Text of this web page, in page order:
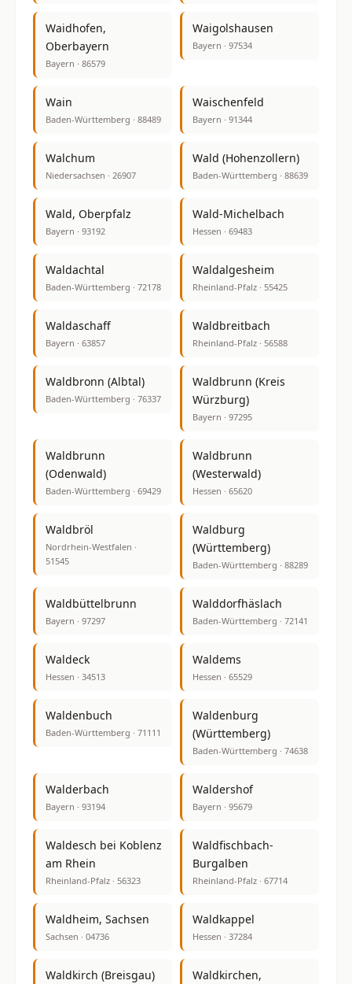
Waidhofen,
Oberbayern
Bayern · 86579
Waigolshausen
Bayern · 97534
Wain
Baden-Württemberg · 88489
Waischenfeld
Bayern · 91344
Walchum
Niedersachsen · 26907
Wald (Hohenzollern)
Baden-Württemberg · 88639
Wald, Oberpfalz
Bayern · 93192
Wald-Michelbach
Hessen · 69483
Waldachtal
Baden-Württemberg · 72178
Waldalgesheim
Rheinland-Pfalz · 55425
Waldaschaff
Bayern · 63857
Waldbreitbach
Rheinland-Pfalz · 56588
Waldbronn (Albtal)
Baden-Württemberg · 76337
Waldbrunn (Kreis
Würzburg)
Bayern · 97295
Waldbrunn
(Odenwald)
Baden-Württemberg · 69429
Waldbrunn
(Westerwald)
Hessen · 65620
Waldbröl
Nordrhein-Westfalen ·
51545
Waldburg
(Württemberg)
Baden-Württemberg · 88289
Waldbüttelbrunn
Bayern · 97297
Walddorfhäslach
Baden-Württemberg · 72141
Waldeck
Hessen · 34513
Waldems
Hessen · 65529
Waldenbuch
Baden-Württemberg · 71111
Waldenburg
(Württemberg)
Baden-Württemberg · 74638
Walderbach
Bayern · 93194
Waldershof
Bayern · 95679
Waldesch bei Koblenz
am Rhein
Rheinland-Pfalz · 56323
Waldfischbach-
Burgalben
Rheinland-Pfalz · 67714
Waldheim, Sachsen
Sachsen · 04736
Waldkappel
Hessen · 37284
Waldkirch (Breisgau)
Waldkirchen,